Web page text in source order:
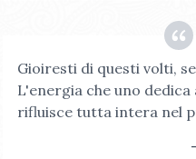
Gioiresti di questi volti,
L'energia che uno
rifluisce tutta intera nel